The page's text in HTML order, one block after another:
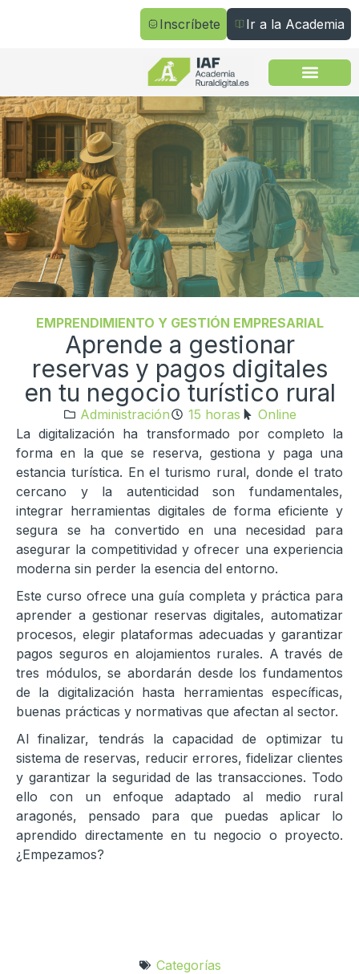
Inscríbete Ir a la Academia
EMPRENDIMIENTO Y GESTIÓN EMPRESARIAL
Aprende a gestionar
reservas y pagos digitales
en tu negocio turístico rural
Administración 15 horas
Online
La digitalización ha transformado por completo la
forma en la que se reserva, gestiona y paga una
estancia turística. En el turismo rural, donde el trato
cercano y la autenticidad son fundamentales,
integrar herramientas digitales de forma eficiente y
segura se ha convertido en una necesidad para
asegurar la competitividad y ofrecer una experiencia
moderna sin perder la esencia del entorno.
Este curso ofrece una guía completa y práctica para
aprender a gestionar reservas digitales, automatizar
procesos, elegir plataformas adecuadas y garantizar
pagos seguros en alojamientos rurales. A través de
tres módulos, se abordarán desde los fundamentos
de la digitalización hasta herramientas específicas,
buenas prácticas y normativas que afectan al sector.
Al finalizar, tendrás la capacidad de optimizar tu
sistema de reservas, reducir errores, fidelizar clientes
y garantizar la seguridad de las transacciones. Todo
ello con un enfoque adaptado al medio rural
aragonés, pensado para que puedas aplicar lo
aprendido directamente en tu negocio o proyecto.
¿Empezamos?
Categorías